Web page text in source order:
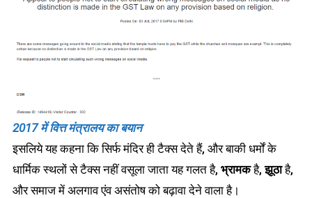
2017 में वित्त मंत्रालय का बयान
इसलिये यह कहना कि सिर्फ मंदिर ही टैक्स देते हैं, और बाकी धर्मों के
धार्मिक स्थलों से टैक्स नहीं वसूला जाता यह गलत है, भ्रामकहै,झूठाहै,
और समाज में अलगाव एंव असंतोष को बढ़ावा देने वाला है।